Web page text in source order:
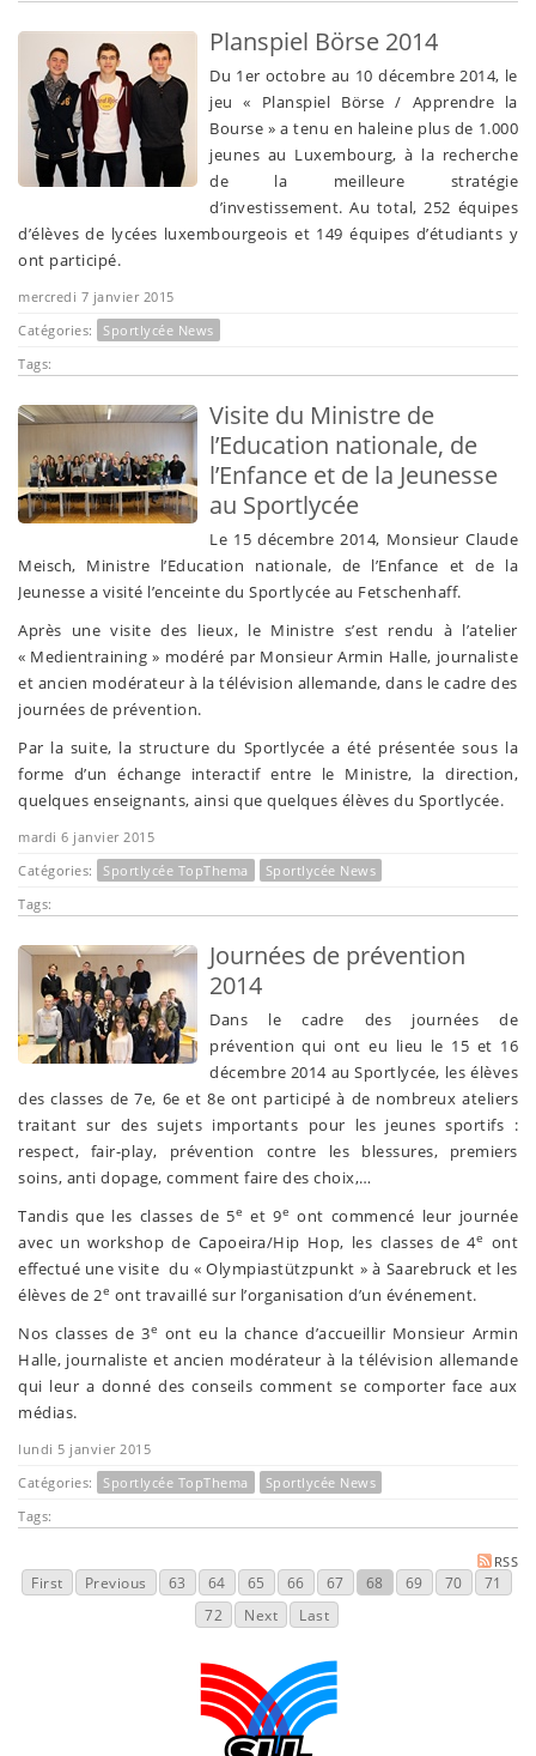
Planspiel Börse 2014
Du 1er octobre au 10 décembre 2014, le
jeu « Planspiel Börse / Apprendre la
Bourse » a tenu en haleine plus de 1.000
jeunes au Luxembourg, à la recherche
de la meilleure stratégie
d’investissement. Au total, 252 équipes
d’élèves de lycées luxembourgeois et 149 équipes d’étudiants y
ont participé.
mercredi 7 janvier 2015
Catégories:
Sportlycée News
Tags:
Visite du Ministre de
l’Education nationale, de
l’Enfance et de la Jeunesse
au Sportlycée
Le 15 décembre 2014, Monsieur Claude
Meisch, Ministre l’Education nationale, de l’Enfance et de la
Jeunesse a visité l’enceinte du Sportlycée au Fetschenhaff.
Après une visite des lieux, le Ministre s’est rendu à l’atelier
« Medientraining » modéré par Monsieur Armin Halle, journaliste
et ancien modérateur à la télévision allemande, dans le cadre des
journées de prévention.
Par la suite, la structure du Sportlycée a été présentée sous la
forme d’un échange interactif entre le Ministre, la direction,
quelques enseignants, ainsi que quelques élèves du Sportlycée.
mardi 6 janvier 2015
Catégories:
Sportlycée TopThema
Sportlycée News
Tags:
Journées de prévention
2014
Dans le cadre des journées de
prévention qui ont eu lieu le 15 et 16
décembre 2014 au Sportlycée, les élèves
des classes de 7e, 6e et 8e ont participé à de nombreux ateliers
traitant sur des sujets importants pour les jeunes sportifs :
respect, fair-play, prévention contre les blessures, premiers
soins, anti dopage, comment faire des choix,…
Tandis que les classes de 5e et 9e ont commencé leur journée
avec un workshop de Capoeira/Hip Hop, les classes de 4e
ont
effectué une visite du « Olympiastützpunkt » à Saarebruck et les
élèves de 2e ont travaillé sur l’organisation d’un événement.
Nos classes de 3e ont eu la chance d’accueillir Monsieur Armin
Halle, journaliste et ancien modérateur à la télévision allemande
qui leur a donné des conseils comment se comporter face aux
médias.
lundi 5 janvier 2015
Catégories:
Sportlycée TopThema
Sportlycée News
Tags:
RSS
First Previous 63 64 65 66 67 68 69 70
71
72
Next Last